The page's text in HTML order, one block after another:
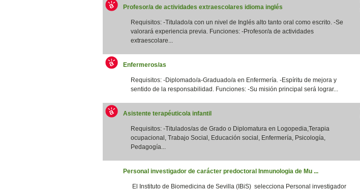
Profesor/a de actividades extraescolares idioma inglés
Requisitos: -Titulado/a con un nivel de Inglés alto tanto oral como escrito. -Se
valorará experiencia previa. Funciones: -Profesor/a de actividades
extraescolare...
Enfermeros/as
Requisitos: -Diplomado/a-Graduado/a en Enfermería. -Espíritu de mejora y
sentido de la responsabilidad. Funciones: -Su misión principal será lograr...
Asistente terapéutico/a infantil
Requisitos: -Titulados/as de Grado o Diplomatura en Logopedia,Terapia
ocupacional, Trabajo Social, Educación social, Enfermería, Psicología,
Pedagogía...
Personal investigador de carácter predoctoral Inmunologia de Mu ...
El Instituto de Biomedicina de Sevilla (IBiS) selecciona Personal investigador